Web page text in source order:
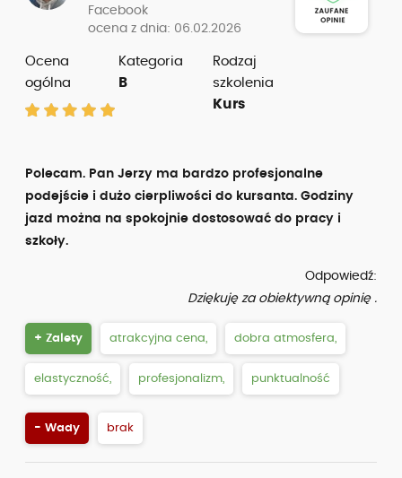
Facebook
ocena z dnia: 06.02.2026
Ocena
ogólna
Kategoria
B
Rodzaj
szkolenia
Kurs
Polecam. Pan Jerzy ma bardzo profesjonalne
podejście i dużo cierpliwości do kursanta. Godziny
jazd można na spokojnie dostosować do pracy i
szkoły.
Odpowiedź:
Dziękuję za obiektywną opinię .
+ Zalety atrakcyjna cena, dobra atmosfera,
elastyczność, profesjonalizm, punktualność
- Wady brak